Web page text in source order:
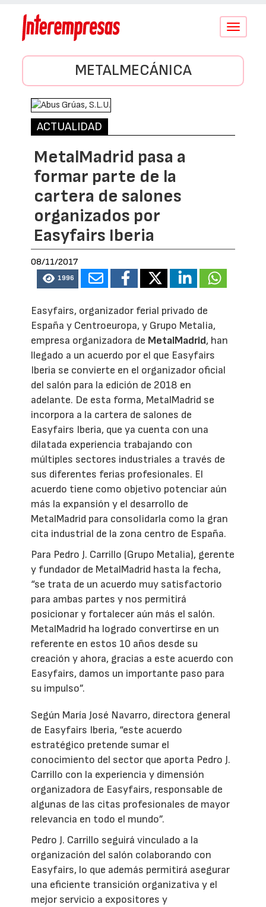
Conmutar
METALMECÁNICA
ACTUALIDAD
MetalMadrid pasa a
formar parte de la
cartera de salones
organizados por
Easyfairs Iberia
08/11/2017
1996
Easyfairs, organizador ferial privado de
España y Centroeuropa, y Grupo Metalia,
empresa organizadora de MetalMadrid, han
llegado a un acuerdo por el que Easyfairs
Iberia se convierte en el organizador oficial
del salón para la edición de 2018 en
adelante. De esta forma, MetalMadrid se
incorpora a la cartera de salones de
Easyfairs Iberia, que ya cuenta con una
dilatada experiencia trabajando con
múltiples sectores industriales a través de
sus diferentes ferias profesionales. El
acuerdo tiene como objetivo potenciar aún
más la expansión y el desarrollo de
MetalMadrid para consolidarla como la gran
cita industrial de la zona centro de España.
Para Pedro J. Carrillo (Grupo Metalia), gerente
y fundador de MetalMadrid hasta la fecha,
“se trata de un acuerdo muy satisfactorio
para ambas partes y nos permitirá
posicionar y fortalecer aún más el salón.
MetalMadrid ha logrado convertirse en un
referente en estos 10 años desde su
creación y ahora, gracias a este acuerdo con
Easyfairs, damos un importante paso para
su impulso”.
Según María José Navarro, directora general
de Easyfairs Iberia, “este acuerdo
estratégico pretende sumar el
conocimiento del sector que aporta Pedro J.
Carrillo con la experiencia y dimensión
organizadora de Easyfairs, responsable de
algunas de las citas profesionales de mayor
relevancia en todo el mundo”.
Pedro J. Carrillo seguirá vinculado a la
organización del salón colaborando con
Easyfairs, lo que además permitirá asegurar
una eficiente transición organizativa y el
mejor servicio a expositores y